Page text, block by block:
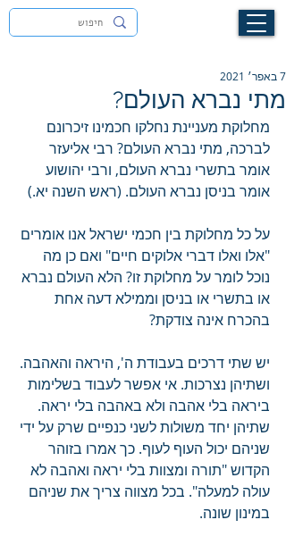
מתי נברא העולם?
7 באפר׳ 2021
מחלוקת מעניינת נחלקו חכמינו זיכרונם
לברכה, מתי נברא העולם? רבי אליעזר
אומר בתשרי נברא העולם, ורבי יהושוע
אומר בניסן נברא העולם. (ראש השנה יא.)
על כל מחלוקת בין חכמי ישראל אנו אומרים
"אלו ואלו דברי אלוקים חיים" ואם כן מה
נוכל לומר על מחלוקת זו? הלא העולם נברא
או בתשרי או בניסן וממילא דעה אחת
בהכרח אינה צודקת?
יש שתי דרכים בעבודת ה', היראה והאהבה.
ושתיהן נצרכות. אי אפשר לעבוד בשלימות
ביראה בלי אהבה ולא באהבה בלי יראה.
שתיהן יחד משולות לשני כנפיים שרק על ידי
שניהם יכול העוף לעוף. כך אמרו בזוהר
הקדוש "תורה ומצוות בלי יראה ואהבה לא
עולה למעלה". בכל מצווה צריך את שניהם
במינון שונה.